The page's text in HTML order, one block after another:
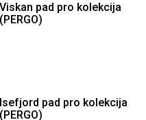
Viskan pad pro kolekcija
(PERGO)
Isefjord pad pro kolekcija
(PERGO)